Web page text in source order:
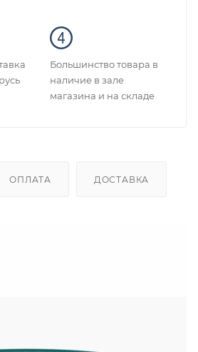
Большинство товара в
наличие в зале
магазина и на складе
ОПЛАТА ДОСТАВКА